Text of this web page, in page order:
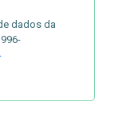
dados da